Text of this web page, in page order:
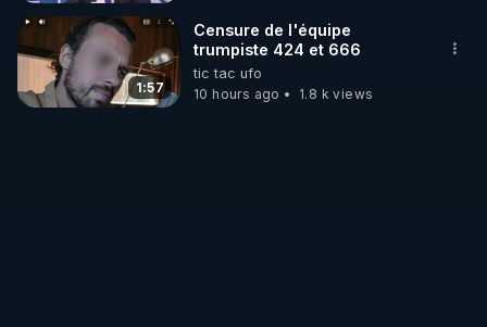
_________
LES CODES PROMO DES PARTENAIRES
1:57
Censure de l'équipe
trumpiste 424 et 666
tic tac ufo
10 hours ago
1.8 k views